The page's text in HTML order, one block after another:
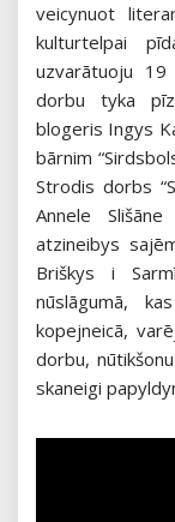
veicynuot
kulturtelpai
uzvarātuoju
dorbu tyka
blogeris Ingys
bārnim
Strodis dorbs
Annele
atzineibys
Briškys i
nūslāgumā,
kopejneicā,
dorbu,
skaneigi